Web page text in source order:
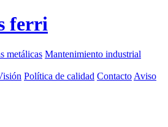
ferri
metálicas Mantenimiento industrial
Política de calidad Contacto Aviso